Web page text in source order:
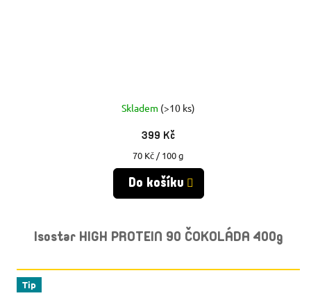
Skladem (>10 ks)
399 Kč
Měrná
cena:
70 Kč / 100 g
Do košíku
Isostar HIGH PROTEIN 90 ČOKOLÁDA 400g
Tip